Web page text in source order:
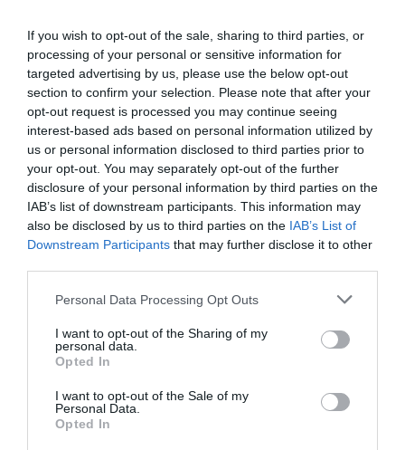
If you wish to opt-out of the sale, sharing to third parties, or
processing of your personal or sensitive information for
targeted advertising by us, please use the below opt-out
section to confirm your selection. Please note that after your
opt-out request is processed you may continue seeing
interest-based ads based on personal information utilized by
us or personal information disclosed to third parties prior to
your opt-out. You may separately opt-out of the further
disclosure of your personal information by third parties on the
IAB’s list of downstream participants. This information may
also be disclosed by us to third parties on the IAB’s List of
Downstream Participants that may further disclose it to other
Please note that this website/app uses one or more Google
not limited to your visit or usage behaviour. You may click to
grant or deny consent to Google and its third-party tags to
use your data for below specified purposes in below Google
consent section.
Personal Data Processing Opt Outs
I want to opt-out of the Sharing of my
personal data.
Opted In
I want to opt-out of the Sale of my
Personal Data.
Opted In
ELŐZŐ CIKK
PONT ÚGY NÉZ KI A RITKA TENGERI CSILLAG, MINT EGY
RAVIOLI
KÖVETKEZŐ CIKK
BARKA, TEA, ÚTTÖRŐ: MI LEGYEN AZ ÉV FÁJA 2022-BEN?